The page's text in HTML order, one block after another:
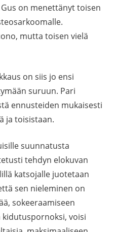
on menettänyt toisen
mutta toisen vielä
on siis jo ensi
suruun. Pari
ennusteiden mukaisesti
ja toisistaan.
suunnatusta
tehdyn elokuvan
katsojalle juotetaan
sen nieleminen on
sokeeraamiseen
voisi